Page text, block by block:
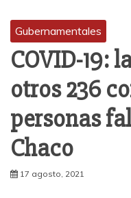
Gubernamentales
COVID-19:
otros 236
personas
Chaco
17 agosto, 2021